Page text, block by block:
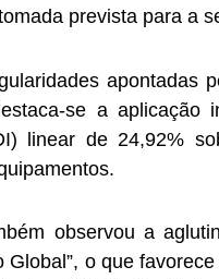
prevista para a
apontadas
se a
linear de 24,92%
observou a
Global”, o que